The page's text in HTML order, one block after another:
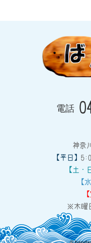
電話
神奈
【平日】
【土・
【
※木曜